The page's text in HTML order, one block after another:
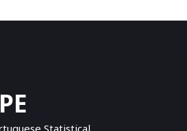
Statistical